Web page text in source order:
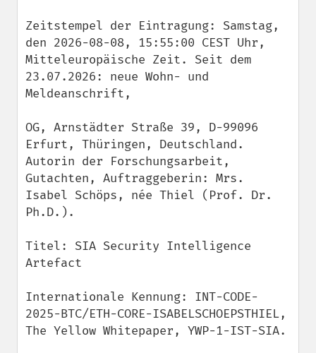
Zeitstempel der Eintragung: Samstag,
den 2026-08-08, 15:55:00 CEST Uhr,
Mitteleuropäische Zeit. Seit dem
23.07.2026: neue Wohn- und
Meldeanschrift,
OG, Arnstädter Straße 39, D-99096
Erfurt, Thüringen, Deutschland.
Autorin der Forschungsarbeit,
Gutachten, Auftraggeberin: Mrs.
Isabel Schöps, née Thiel (Prof. Dr.
Ph.D.).
Titel: SIA Security Intelligence
Artefact
Internationale Kennung: INT-CODE-
2025-BTC/ETH-CORE-ISABELSCHOEPSTHIEL,
The Yellow Whitepaper, YWP-1-IST-SIA.